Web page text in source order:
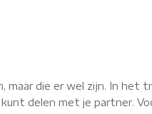
maar die er wel zijn. In het
delen met je partner.